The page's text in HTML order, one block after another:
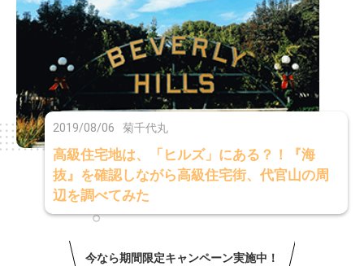
2019/08/06 菊千代丸
高級住宅地は、「ヒルズ」にある？！『海
抜』を確認しながら高級住宅街、代官山の周
辺を調べてみた
今なら期間限定キャンペーン実施中！